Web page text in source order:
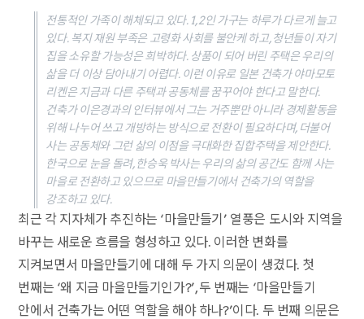
전통적인 가족이 해체되고 있다. 1, 2인 가구는 하루가 다르게 늘고
있다. 복지 재원 부족은 고령화 사회를 불안케 하고, 청년들이 자기
집을 소유할 가능성은 희박하다. 상품이 되어 버린 주택은 우리의
삶을 더 이상 담아내기 어렵다. 이런 이유로 일본 건축가 야마모토
리켄은 지금과 다른 주택과 공동체를 꿈꾸어야 한다고 말한다.
건축가 이은경과의 인터뷰에서 그는 거주뿐만 아니라 경제활동을
위해 나누어 쓰고 개방하는 방식으로 전환이 필요하다며, 더불어
사는 공동체와 그런 삶의 이점을 극대화한 집합주택을 제안한다.
한국으로 눈을 돌려, 한승욱 박사는 우리의 삶의 공간도 함께 사는
마을로 전환하고 있으므로 마을만들기에서 건축가의 역할을
강조하고 있다.
최근 각 지자체가 추진하는 ‘마을만들기’ 열풍은 도시와 지역을
바꾸는 새로운 흐름을 형성하고 있다. 이러한 변화를
지켜보면서 마을만들기에 대해 두 가지 의문이 생겼다. 첫
번째는 ‘왜 지금 마을만들기인가?’, 두 번째는 ‘마을만들기
안에서 건축가는 어떤 역할을 해야 하나?’이다. 두 번째 의문은